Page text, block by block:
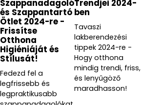
Szappanadagoló
és Szappantartó
Ötlet 2024-re -
Frissítse
Otthona
Higiéniáját és
Stílusát!
Fedezd fel a
legfrissebb és
legpraktikusabb
Trendjei 2024-
ben
Tavaszi
lakberendezési
tippek 2024-re -
Hogy otthona
mindig trendi, friss,
és lenyűgöző
maradhasson!